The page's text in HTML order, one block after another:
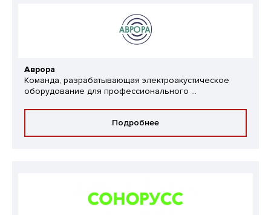
Аврора
Команда, разрабатывающая электроакустическое
оборудование для профессионального ...
Подробнее